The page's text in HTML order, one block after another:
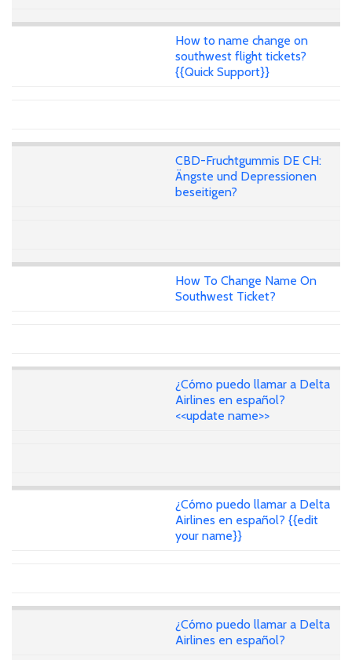
How to name change on
southwest flight tickets?
{{Quick Support}}
CBD-Fruchtgummis DE CH:
Ängste und Depressionen
beseitigen?
How To Change Name On
Southwest Ticket?
¿Cómo puedo llamar a Delta
Airlines en español?
<<update name>>
¿Cómo puedo llamar a Delta
Airlines en español? {{edit
your name}}
¿Cómo puedo llamar a Delta
Airlines en español?